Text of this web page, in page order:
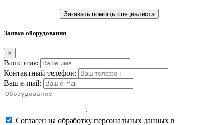
Заказать помощь специалиста
Заявка оборудования
×
Ваше имя:
Контактный телефон:
Ваш e-mail:
Cогласен на обработку персональных данных в